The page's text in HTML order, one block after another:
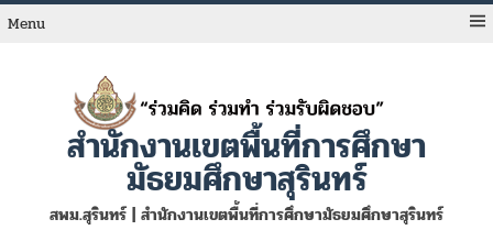
Skip
toMenu
สำนักงานเขตพื้นที่การศึกษา
มัธยมศึกษาสุรินทร์
สพม.สุรินทร์ | สำนักงานเขตพื้นที่การศึกษามัธยมศึกษาสุรินทร์